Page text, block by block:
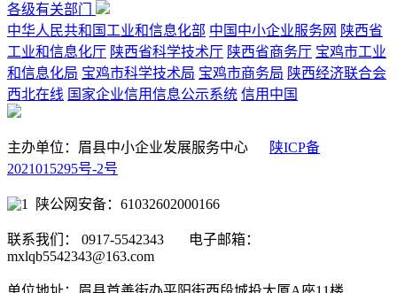
各级有关部门
中华人民共和国工业和信息化部 中国中小企业服务网 陕西省
工业和信息化厅 陕西省科学技术厅 陕西省商务厅 宝鸡市工业
和信息化局 宝鸡市科学技术局 宝鸡市商务局 陕西经济联合会
西北在线 国家企业信用信息公示系统 信用中国
主办单位：眉县中小企业发展服务中心
陕ICP备
2021015295号-2号
陕公网安备：61032602000166
联系我们： 0917-5542343 电子邮箱：
mxlqb5542343@163.com